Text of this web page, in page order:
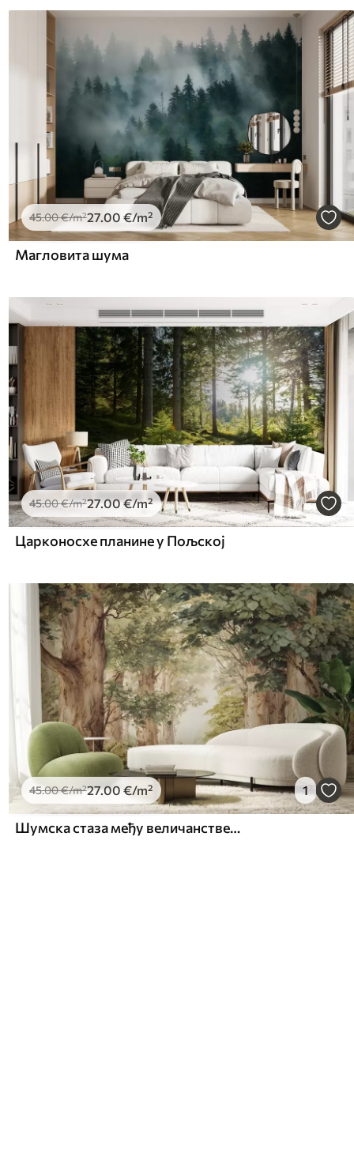
45.00€/m²27.00 €/m²
Магловита шума
45.00€/m²27.00€/m²
Царконосхе планине у Пољској
45.00€/m²27.00 €/m² 1
Шумска стаза међу величанственим дрвећем у акварелном стилу